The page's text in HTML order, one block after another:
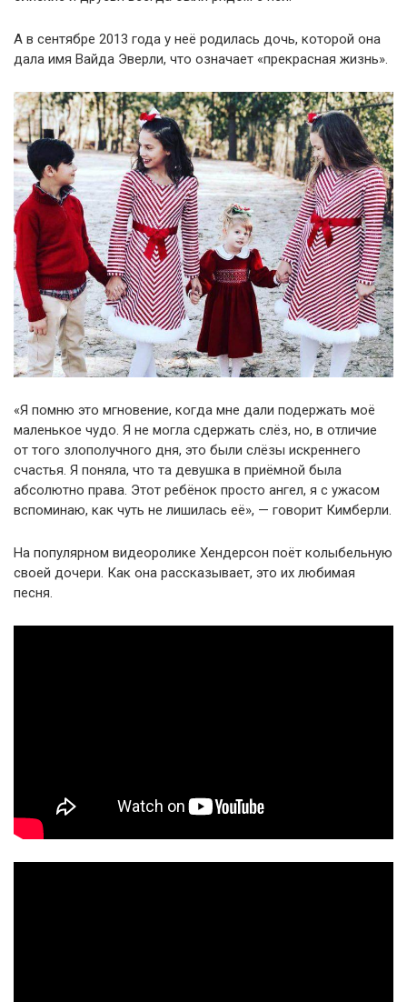
А в сентябре 2013 года у неё родилась дочь, которой она
дала имя Вайда Эверли, что означает «прекрасная жизнь».
«Я помню это мгновение, когда мне дали подержать моё
маленькое чудо. Я не могла сдержать слёз, но, в отличие
от того злополучного дня, это были слёзы искреннего
счастья. Я поняла, что та девушка в приёмной была
абсолютно права. Этот ребёнок просто ангел, я с ужасом
вспоминаю, как чуть не лишилась её», — говорит Кимберли.
На популярном видеоролике Хендерсон поёт колыбельную
своей дочери. Как она рассказывает, это их любимая
песня.